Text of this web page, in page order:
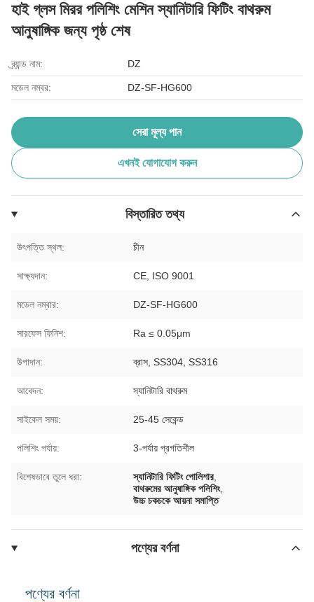
হাই গ্লস মিরর পলিশিং মেশিন স্যানিটারি ফিটিং বাথরুম
আনুষাঙ্গিক জন্য পৃষ্ঠ শেষ
ব্র্যান্ড নাম: DZ
মডেল নম্বর: DZ-SF-HG600
সেরা মূল্য পান
এখনই যোগাযোগ করুন
বিস্তারিত তথ্য
উৎপত্তি স্থল: চীন
সাক্ষ্যদান: CE, ISO 9001
মডেল নম্বার: DZ-SF-HG600
সারফেস ফিনিশ: Ra ≤ 0.05μm
উপাদান: ব্রাস, SS304, SS316
আবেদন: স্যানিটারি বাথরুম
সাইকেল সময়: 25-45 সেকেন্ড
পলিশিং পর্যায়: 3-পর্যায় প্রগতিশীল
বিশেষভাবে তুলে ধরা: স্যানিটারি ফিটিং পোলিশার
বাথরুমের আনুষাঙ্গিক পলিশিং,
উচ্চ চকচকে আয়না সমাপ্তি
পণ্যের বর্ণনা
পণ্যের বর্ণনা